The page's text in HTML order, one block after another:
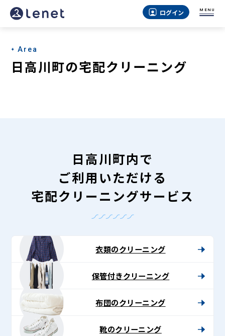
日
川
町
Lenet〈リ
ト〉
ログイン MENU
Area
日高川町の宅配クリーニング
日高川町内で
ご利用いただける
宅配クリーニングサービス
衣類のクリーニング
保管付きクリーニング
布団のクリーニング
靴のクリーニング